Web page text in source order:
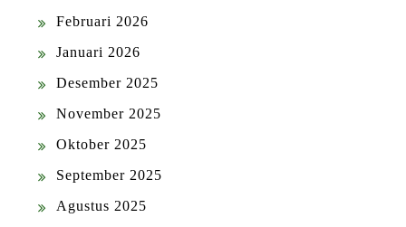
Februari 2026
Januari 2026
Desember 2025
November 2025
Oktober 2025
September 2025
Agustus 2025